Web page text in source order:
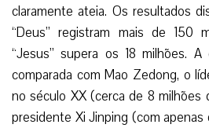
claramente ateia. Os resultados
“Deus” registram mais de 150
“Jesus” supera os 18 milhões.
comparada com Mao Zedong, o
no século XX (cerca de 8 milhões
presidente Xi Jinping (com apenas